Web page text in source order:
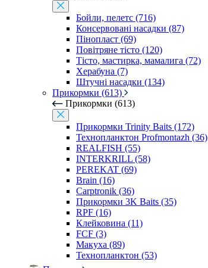
Бойли, пелетс (716)
Консервовані насадки (87)
Пінопласт (69)
Повітряне тісто (120)
Тісто, мастирка, мамалига (72)
Херабуна (7)
Штучні насадки (134)
Прикормки (613)
Прикормки (613)
Прикормки Trinity Baits (172)
Технопланктон Profmontazh (36)
REALFISH (55)
INTERKRILL (58)
PEREKAT (69)
Brain (16)
Carptronik (36)
Прикормки 3K Baits (35)
RPF (16)
Клейковина (11)
FCF (3)
Макуха (89)
Технопланктон (53)